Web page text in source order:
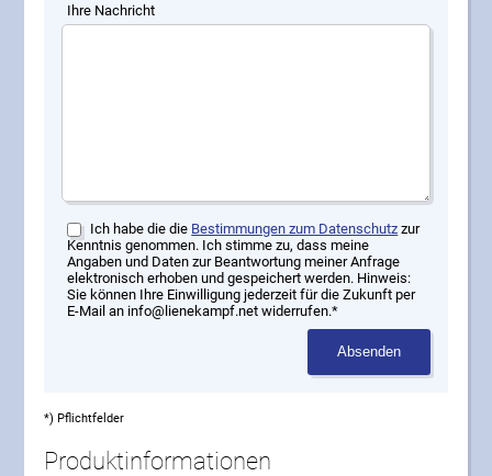
Ihre Nachricht
Ich habe die die Bestimmungen zum Datenschutz zur
Kenntnis genommen. Ich stimme zu, dass meine
Angaben und Daten zur Beantwortung meiner Anfrage
elektronisch erhoben und gespeichert werden. Hinweis:
Sie können Ihre Einwilligung jederzeit für die Zukunft per
E-Mail an info@lienekampf.net widerrufen.*
Absenden
*) Pflichtfelder
Produktinformationen